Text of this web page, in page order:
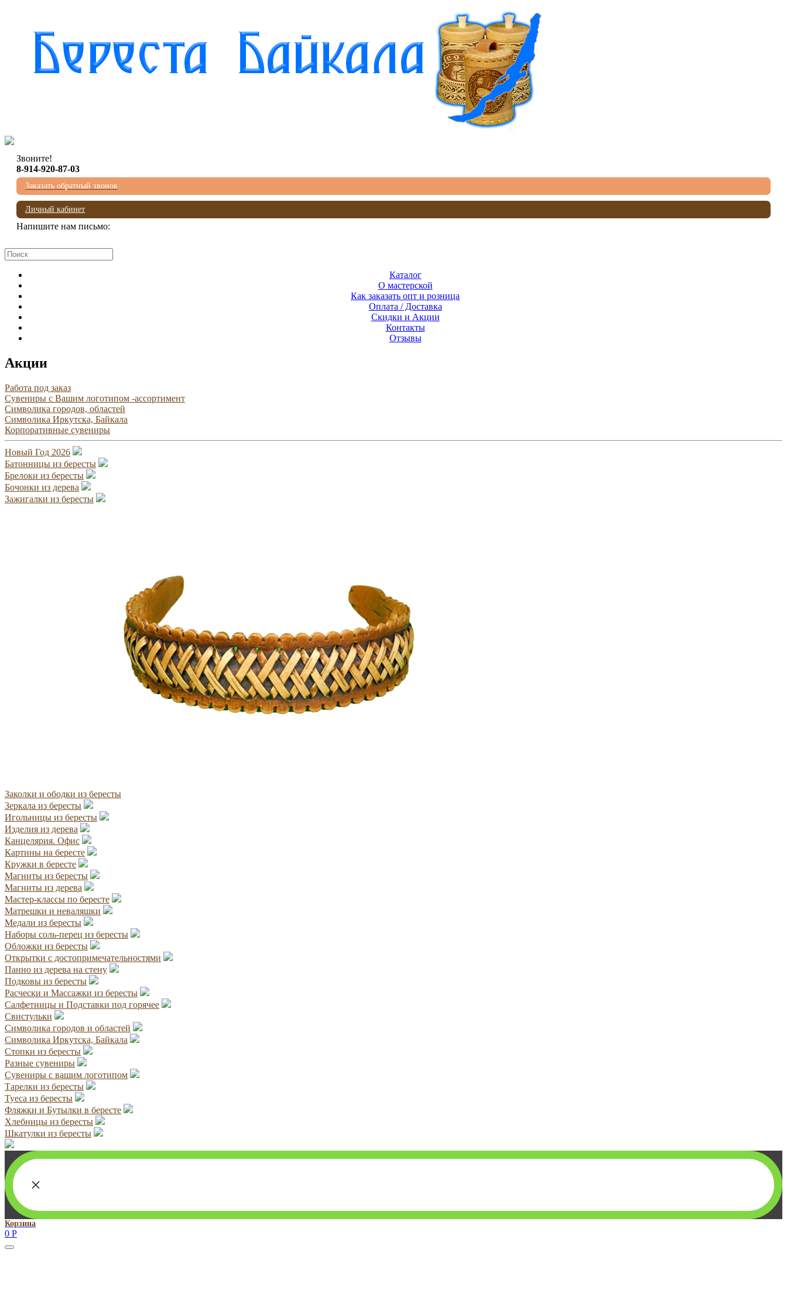
Звоните!
8-914-920-87-03
Заказать обратный звонок
Личный кабинет
Напишите нам письмо:
Каталог
О мастерской
Как заказать опт и розница
Оплата / Доставка
Скидки и Акции
Контакты
Отзывы
Акции
Работа под заказ
Сувениры с Вашим логотипом -ассортимент
Символика городов, областей
Символика Иркутска, Байкала
Корпоративные сувениры
Новый Год 2026
Батонницы из бересты
Брелоки из бересты
Бочонки из дерева
Зажигалки из бересты
Заколки и ободки из бересты
Зеркала из бересты
Игольницы из бересты
Изделия из дерева
Канцелярия. Офис
Картины на бересте
Кружки в бересте
Магниты из бересты
Магниты из дерева
Мастер-классы по бересте
Матрешки и неваляшки
Медали из бересты
Наборы соль-перец из бересты
Обложки из бересты
Открытки с достопримечательностями
Панно из дерева на стену
Подковы из бересты
Расчески и Массажки из бересты
Салфетницы и Подставки под горячее
Свистульки
Символика городов и областей
Символика Иркутска, Байкала
Стопки из бересты
Разные сувениры
Сувениры с вашим логотипом
Тарелки из бересты
Туеса из бересты
Фляжки и Бутылки в бересте
Хлебницы из бересты
Шкатулки из бересты
×
Корзина
0 Р